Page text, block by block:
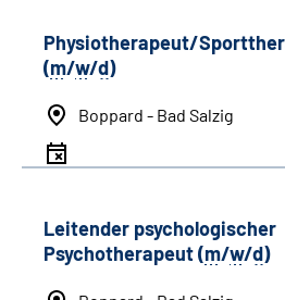
Physiotherapeut/
(m/w/d)
Boppard - Bad Salzig
Leitender psychologischer
Psychotherapeut (m/w/d)